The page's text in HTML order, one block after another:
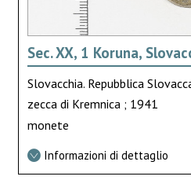
Sec. XX, 1 Koruna,
Slovacchia. Repubblica
zecca di Kremnica ; 1941
monete
Informazioni di dettaglio